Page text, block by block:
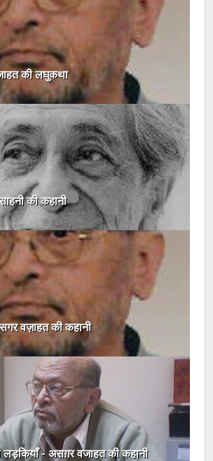
की लघुकथा
की कहानी
वज़ाहत की कहानी
लड़कियाँ - असग़र वजाहत की कहानी